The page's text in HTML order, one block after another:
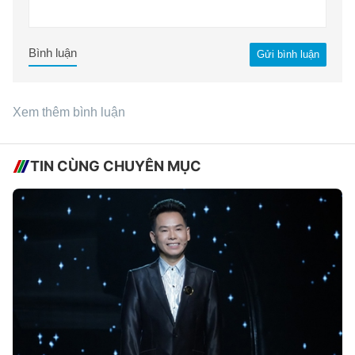
Gửi bình luận
Bình luận
Xem thêm bình luận
TIN CÙNG CHUYÊN MỤC